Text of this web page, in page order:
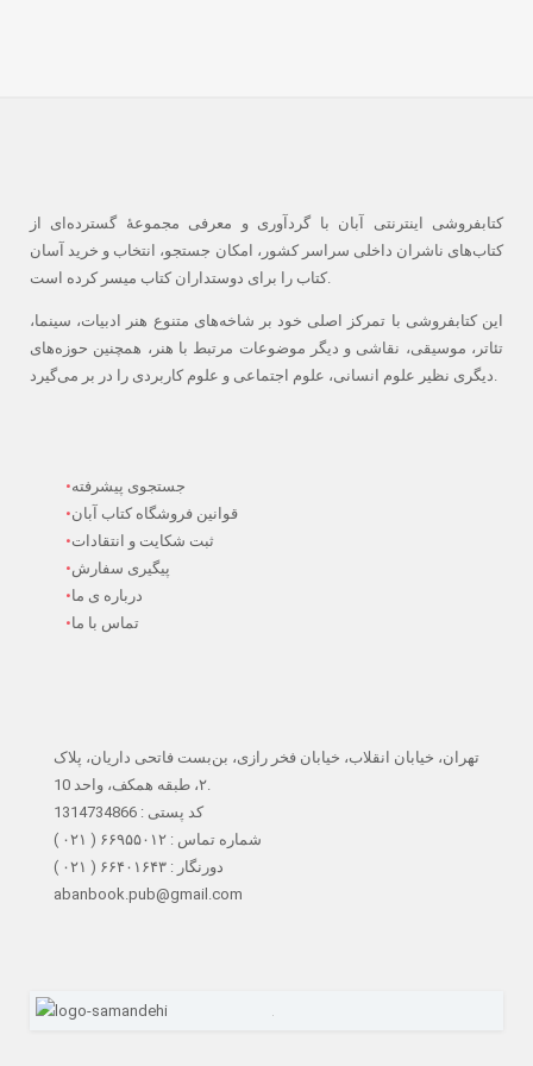
کتابفروشی اینترنتی آبان با گردآوری و معرفی مجموعۀ گسترده‌ای از
کتاب‌های ناشران داخلی سراسر کشور، امکان جستجو، انتخاب و خرید آسان
کتاب را برای دوستداران کتاب میسر کرده است.
این کتابفروشی با تمرکز اصلی خود بر شاخه‌های متنوع هنر ادبیات، سینما،
تئاتر، موسیقی، نقاشی و دیگر موضوعات مرتبط با هنر، همچنین حوزه‌های
دیگری نظیر علوم انسانی، علوم اجتماعی و علوم کاربردی را در بر می‌گیرد.
جستجوی پیشرفته
قوانین فروشگاه کتاب آبان
ثبت شکایت و انتقادات
پیگیری سفارش
درباره ی ما
تماس با ما
تهران، خیابان انقلاب، خیابان فخر رازی، بن‌بست فاتحی داریان، پلاک
۲، طبقه همکف، واحد 10.
کد پستی : 1314734866
شماره تماس : ۶۶۹۵۵۰۱۲ ( ۰۲۱ )
دورنگار : ۶۶۴۰۱۶۴۳ ( ۰۲۱ )
abanbook.pub@gmail.com